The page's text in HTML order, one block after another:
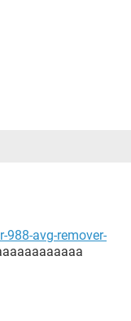
avg-remover-